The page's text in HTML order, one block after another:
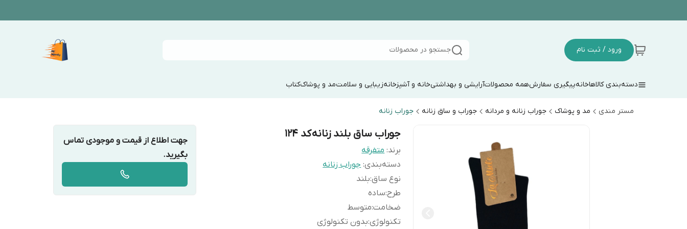
ورود / ثبت نام جستجو در محصولات
دسته‌بندی کالاهاخانهپیگیری سفارشهمه محصولاتآرایشی و بهداشتیخانه و آشپزخانهزیبایی و سلامتمد و پوشاککتاب
مستر مندی مد و پوشاک جوراب زنانه و مردانه جوراب و ساق زنانه جوراب زنانه
جوراب ساق بلند زنانه کد 124
برند: متفرقه
دسته‌بندی:جوراب زنانه
نوع ساق:بلند
طرح:ساده
ضخامت:متوسط
تکنولوژی:بدون تکنولوژی
جهت اطلاع از قیمت و موجودی تماس
بگیرید.